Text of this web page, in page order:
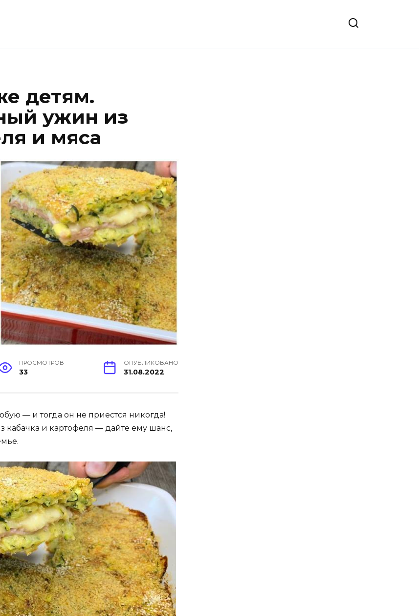
детям.
ужин из
и мяса
ПРОСМОТРОВ
33
ОПУБЛИКОВАНО
31.08.2022
— и тогда он не приестся никогда!
и картофеля — дайте ему шанс,